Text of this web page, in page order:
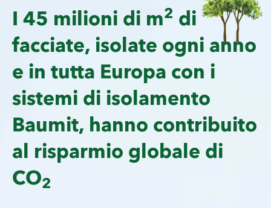
I 45 milioni di m2 di
facciate, isolate ogni anno
e in tutta Europa con i
sistemi di isolamento
Baumit, hanno contribuito
al risparmio globale di
CO2